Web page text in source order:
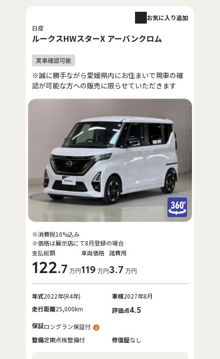
日産
ルークスHWスターX アーバンクロム
お気に入り追加
※誠に勝手ながら愛媛県内にお住まいで現車の確
認が可能な方への販売に限らせていただきます
支払総額
122.7 万円
車両価格
119 万円
諸費用
3.7 万円
※消費税10%込み
※価格は展示店にて8月登録の場合
年式2022年(R4年) 車検2027年8月
走行距離25,000km 評価点4.5
保証ロングラン保証付
整備定期点検整備付 修復歴なし